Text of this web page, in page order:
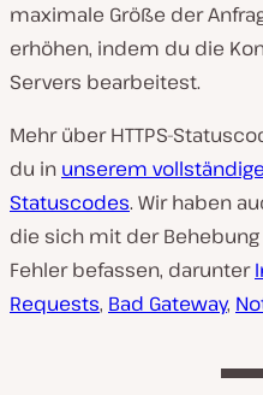
maximale Größe der
erhöhen, indem du die
Servers bearbeitest.
Mehr über HTTPS-
du in unserem
Statuscodes. Wir haben
die sich mit der Behebung
Fehler befassen, darunter
Requests, Bad Gateway,